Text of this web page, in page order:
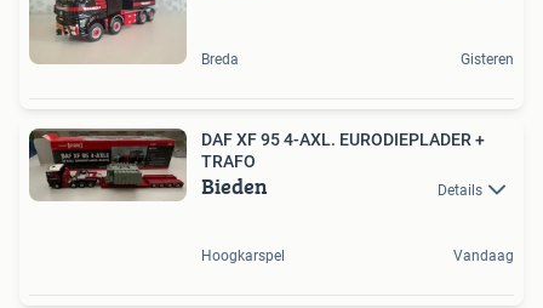
Breda Gisteren
DAF XF 95 4-AXL. EURODIEPLADER +
TRAFO
Bieden Details
Hoogkarspel Vandaag